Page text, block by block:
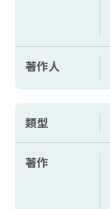
著作人
類型
著作